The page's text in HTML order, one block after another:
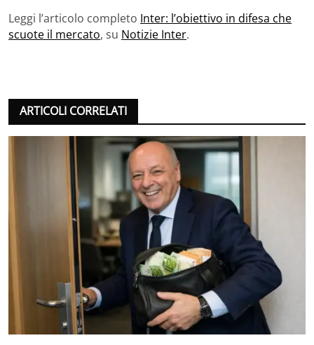
Leggi l’articolo completo Inter: l’obiettivo in difesa che
scuote il mercato, su Notizie Inter.
ARTICOLI CORRELATI